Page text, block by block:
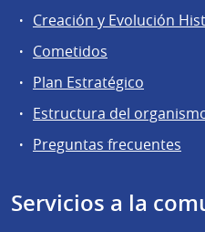
Creación y Evolución
Cometidos
Plan Estratégico
Estructura del
Preguntas frecuentes
Servicios a la